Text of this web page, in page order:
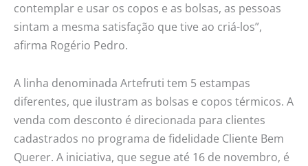
contemplar e usar os copos e as bolsas, as pessoas
sintam a mesma satisfação que tive ao criá-los”,
afirma Rogério Pedro.
A linha denominada Artefruti tem 5 estampas
diferentes, que ilustram as bolsas e copos térmicos. A
venda com desconto é direcionada para clientes
cadastrados no programa de fidelidade Cliente Bem
Querer. A iniciativa, que segue até 16 de novembro, é